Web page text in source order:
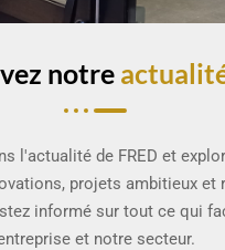
notre
l'actualité de FRED et
projets ambitieux et
informé sur tout ce qui
et notre secteur.